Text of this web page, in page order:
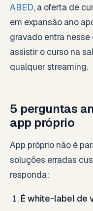
ABED, a oferta de
em expansão ano
gravado entra
assistir o curso na
qualquer streaming.
5 perguntas
app próprio
App próprio não é
soluções erradas
responda:
É white-label de